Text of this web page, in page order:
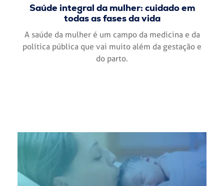
Saúde integral da mulher: cuidado em
todas as fases da vida
A saúde da mulher é um campo da medicina e da
política pública que vai muito além da gestação e
do parto.